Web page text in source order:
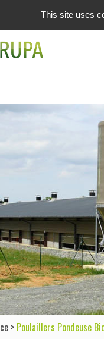
> Poulaillers Pondeuse
This site uses